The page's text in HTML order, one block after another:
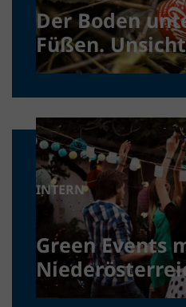
Der Boden
Füßen.
INTERN
Green Events
Nachhaltig